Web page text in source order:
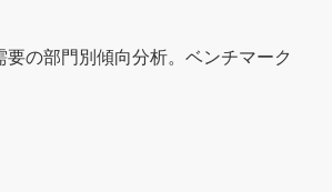
の部門別傾向分析。ベンチマーク